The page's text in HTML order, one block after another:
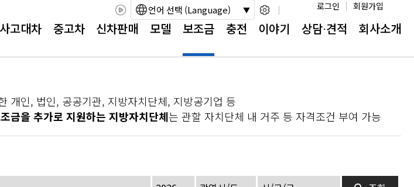
로그인 회원가입
언어 선택 (Language)
사고대차 중고차 신차판매 모델 보조금 충전 이야기 상담⋅견적 회사소개
개인, 법인, 공공기관, 지방자치단체, 지방공기업 등
금을 추가로 지원하는 지방자치단체는 관할 자치단체 내 거주 등 자격조건 부여 가능